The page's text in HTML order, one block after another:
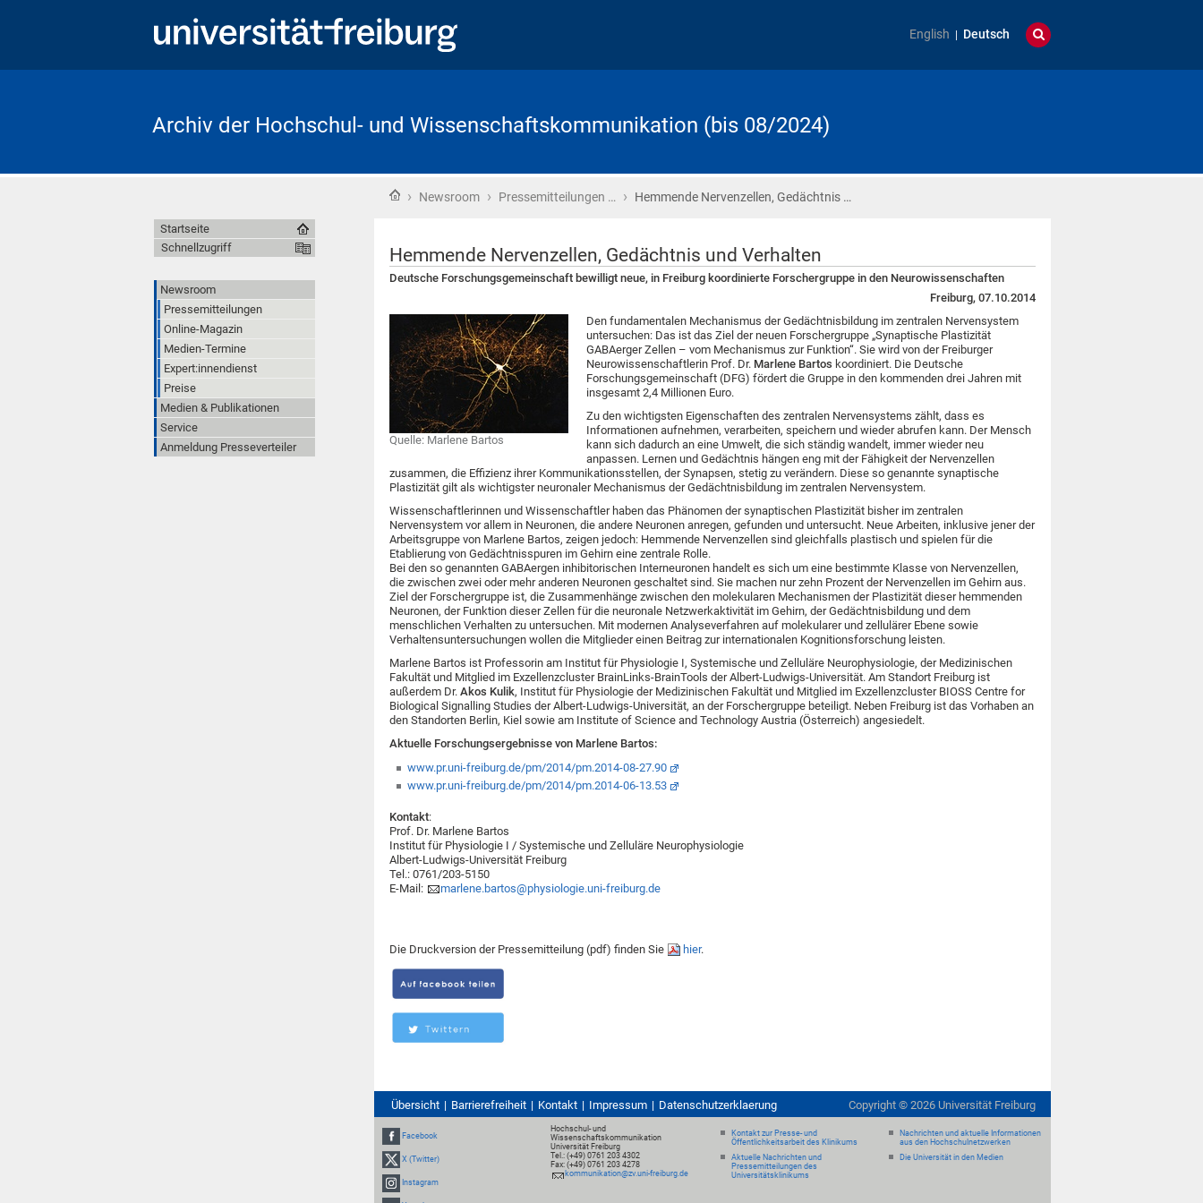
English Deutsch
Archiv der Hochschul- und Wissenschaftskommunikation (bis 08/2024)
Startseite
› Newsroom › Pressemitteilungen … › Hemmende Nervenzellen, Gedächtnis …
Hemmende Nervenzellen, Gedächtnis und Verhalten
Deutsche Forschungsgemeinschaft bewilligt neue, in Freiburg koordinierte Forschergruppe in den Neurowissenschaften
Freiburg, 07.10.2014
Quelle: Marlene Bartos
Den fundamentalen Mechanismus der Gedächtnisbildung im zentralen Nervensystem
untersuchen: Das ist das Ziel der neuen Forschergruppe „Synaptische Plastizität
GABAerger Zellen – vom Mechanismus zur Funktion“. Sie wird von der Freiburger
Neurowissenschaftlerin Prof. Dr. Marlene Bartos koordiniert. Die Deutsche
Forschungsgemeinschaft (DFG) fördert die Gruppe in den kommenden drei Jahren mit
insgesamt 2,4 Millionen Euro.
Zu den wichtigsten Eigenschaften des zentralen Nervensystems zählt, dass es
Informationen aufnehmen, verarbeiten, speichern und wieder abrufen kann. Der Mensch
kann sich dadurch an eine Umwelt, die sich ständig wandelt, immer wieder neu
anpassen. Lernen und Gedächtnis hängen eng mit der Fähigkeit der Nervenzellen
zusammen, die Effizienz ihrer Kommunikationsstellen, der Synapsen, stetig zu verändern. Diese so genannte synaptische
Plastizität gilt als wichtigster neuronaler Mechanismus der Gedächtnisbildung im zentralen Nervensystem.
Wissenschaftlerinnen und Wissenschaftler haben das Phänomen der synaptischen Plastizität bisher im zentralen
Nervensystem vor allem in Neuronen, die andere Neuronen anregen, gefunden und untersucht. Neue Arbeiten, inklusive jener der
Arbeitsgruppe von Marlene Bartos, zeigen jedoch: Hemmende Nervenzellen sind gleichfalls plastisch und spielen für die
Etablierung von Gedächtnisspuren im Gehirn eine zentrale Rolle.
Bei den so genannten GABAergen inhibitorischen Interneuronen handelt es sich um eine bestimmte Klasse von Nervenzellen,
die zwischen zwei oder mehr anderen Neuronen geschaltet sind. Sie machen nur zehn Prozent der Nervenzellen im Gehirn aus.
Ziel der Forschergruppe ist, die Zusammenhänge zwischen den molekularen Mechanismen der Plastizität dieser hemmenden
Neuronen, der Funktion dieser Zellen für die neuronale Netzwerkaktivität im Gehirn, der Gedächtnisbildung und dem
menschlichen Verhalten zu untersuchen. Mit modernen Analyseverfahren auf molekularer und zellulärer Ebene sowie
Verhaltensuntersuchungen wollen die Mitglieder einen Beitrag zur internationalen Kognitionsforschung leisten.
Marlene Bartos ist Professorin am Institut für Physiologie I, Systemische und Zelluläre Neurophysiologie, der Medizinischen
Fakultät und Mitglied im Exzellenzcluster BrainLinks-BrainTools der Albert-Ludwigs-Universität. Am Standort Freiburg ist
außerdem Dr. Akos Kulik, Institut für Physiologie der Medizinischen Fakultät und Mitglied im Exzellenzcluster BIOSS Centre for
Biological Signalling Studies der Albert-Ludwigs-Universität, an der Forschergruppe beteiligt. Neben Freiburg ist das Vorhaben an
den Standorten Berlin, Kiel sowie am Institute of Science and Technology Austria (Österreich) angesiedelt.
Aktuelle Forschungsergebnisse von Marlene Bartos:
www.pr.uni-freiburg.de/pm/2014/pm.2014-08-27.90
www.pr.uni-freiburg.de/pm/2014/pm.2014-06-13.53
Kontakt:
Prof. Dr. Marlene Bartos
Institut für Physiologie I / Systemische und Zelluläre Neurophysiologie
Albert-Ludwigs-Universität Freiburg
Tel.: 0761/203-5150
E-Mail:
marlene.bartos@physiologie.uni-freiburg.de
Die Druckversion der Pressemitteilung (pdf) finden Sie hier.
Startseite
Schnellzugriff
Newsroom
Pressemitteilungen
Online-Magazin
Medien-Termine
Expert:innendienst
Preise
Medien & Publikationen
Service
Anmeldung Presseverteiler
Übersicht Barrierefreiheit Kontakt Impressum Datenschutzerklaerung Copyright © 2026 Universität Freiburg
Facebook
X (Twitter)
Instagram
Hochschul- und
Wissenschaftskommunikation
Universität Freiburg
Tel.: (+49) 0761 203 4302
Fax: (+49) 0761 203 4278
kommunikation@zv.uni-freiburg.de
Kontakt zur Presse- und
Öffentlichkeitsarbeit des Klinikums
Aktuelle Nachrichten und
Pressemitteilungen des
Universitätsklinikums
Nachrichten und aktuelle Informationen
aus den Hochschulnetzwerken
Die Universität in den Medien